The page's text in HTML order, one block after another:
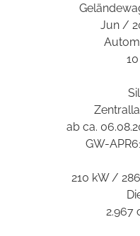
Jun /
ab ca.
GW-
210 kW /
2.967